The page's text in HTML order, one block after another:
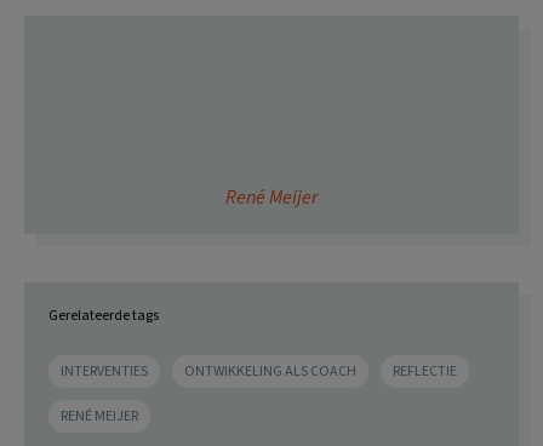
René Meijer
Gerelateerde tags
INTERVENTIES ONTWIKKELING ALS COACH REFLECTIE
RENÉ MEIJER